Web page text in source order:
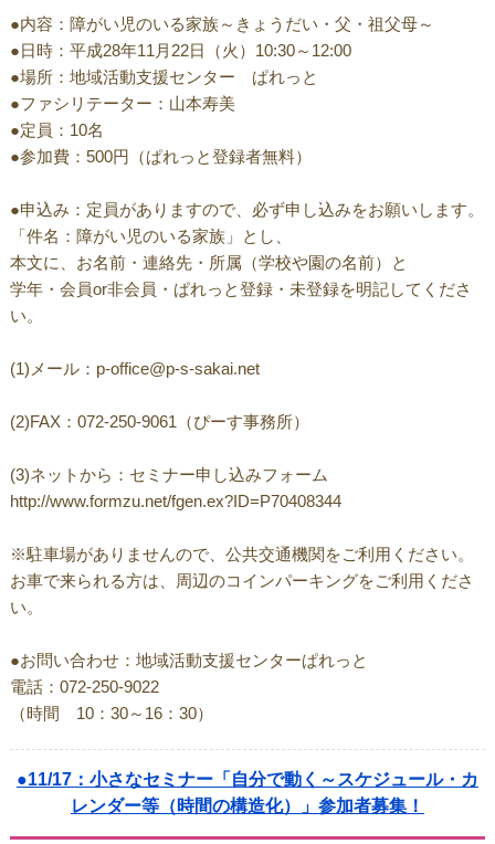
●内容：障がい児のいる家族～きょうだい・父・祖父母～
●日時：平成28年11月22日（火）10:30～12:00
●場所：地域活動支援センター ぱれっと
●ファシリテーター：山本寿美
●定員：10名
●参加費：500円（ぱれっと登録者無料）
●申込み：定員がありますので、必ず申し込みをお願いします。
「件名：障がい児のいる家族」とし、
本文に、お名前・連絡先・所属（学校や園の名前）と
学年・会員or非会員・ぱれっと登録・未登録を明記してくださ
い。
(1)メール：p-office@p-s-sakai.net
(2)FAX：072-250-9061（ぴーす事務所）
(3)ネットから：セミナー申し込みフォーム
http://www.formzu.net/fgen.ex?ID=P70408344
※駐車場がありませんので、公共交通機関をご利用ください。
お車で来られる方は、周辺のコインパーキングをご利用くださ
い。
●お問い合わせ：地域活動支援センターぱれっと
電話：072-250-9022
（時間 10：30～16：30）
●11/17：小さなセミナー「自分で動く～スケジュール・カ
レンダー等（時間の構造化）」参加者募集！